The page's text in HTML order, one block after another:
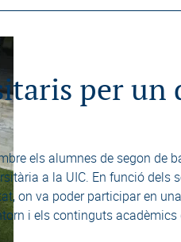
per un
els alumnes de segon de
a la UIC. En funció dels
on va poder participar en
i els continguts